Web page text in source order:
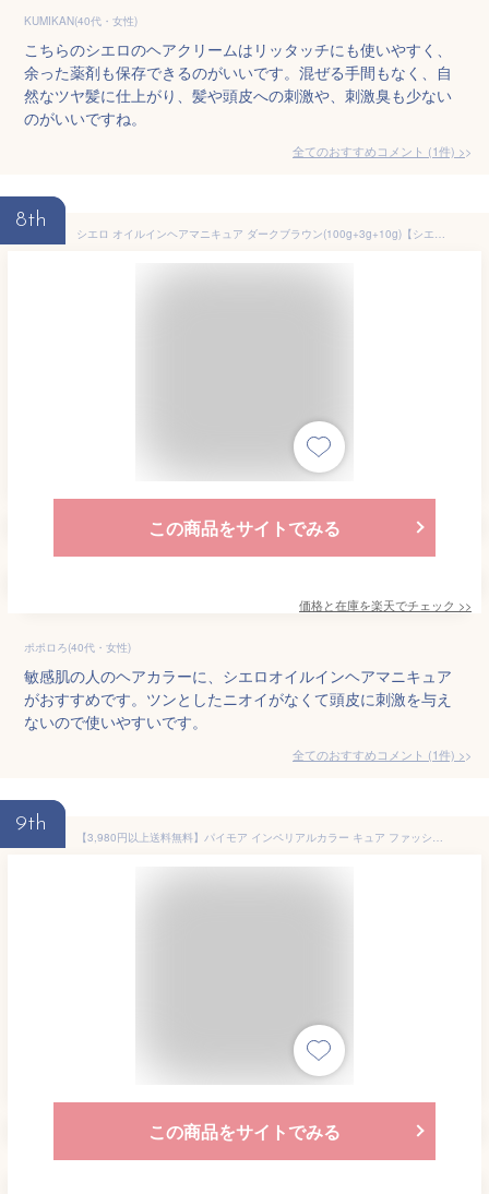
KUMIKAN(40代・女性)
こちらのシエロのヘアクリームはリッタッチにも使いやすく、
余った薬剤も保存できるのがいいです。混ぜる手間もなく、自
然なツヤ髪に仕上がり、髪や頭皮への刺激や、刺激臭も少ない
のがいいですね。
全てのおすすめコメント (1件) >
8th
シエロ オイルインヘアマニキュア ダークブラウン(100g+3g+10g)【シエロ(CIELO)】[白髪隠し]
この商品をサイトでみる
価格と在庫を楽天でチェック >>
ポポロろ(40代・女性)
敏感肌の人のヘアカラーに、シエロオイルインヘアマニキュア
がおすすめです。ツンとしたニオイがなくて頭皮に刺激を与え
ないので使いやすいです。
全てのおすすめコメント (1件) >
9th
【3,980円以上送料無料】パイモア インペリアルカラー キュア ファッションシェード 120g CO/B コーラルブラウンπmore IMPERIAL HAIR COLOR CURE 低刺激 ヘアカラー オーガニック おしゃれ染め 染毛剤
この商品をサイトでみる